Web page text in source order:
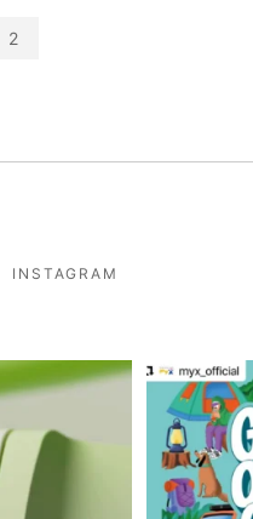
2
INSTAGRAM